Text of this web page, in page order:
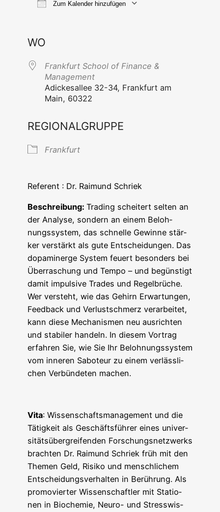
Zum Kalender hinzufügen
WO
Frank­furt School of Finan­ce &
Management
Adi­ckes­al­lee 32-34, Frank­furt am
Main, 60322
REGIONALGRUPPE
Frank­furt
Refe­rent : Dr. Rai­mund Schriek
Beschrei­bung: Tra­ding schei­tert sel­ten an
der Ana­ly­se, son­dern an einem Beloh­
nungs­sys­tem, das schnel­le Gewin­ne stär­
ker ver­stärkt als gute Ent­schei­dun­gen. Das
dopa­mi­ner­ge Sys­tem feu­ert beson­ders bei
Über­ra­schung und Tem­po – und begüns­tigt
damit impul­si­ve Trades und Regel­brü­che.
Wer ver­steht, wie das Gehirn Erwar­tun­gen,
Feed­back und Ver­lust­schmerz ver­ar­bei­tet,
kann die­se Mecha­nis­men neu aus­rich­ten
und sta­bi­ler han­deln. In die­sem Vor­trag
erfah­ren Sie, wie Sie Ihr Beloh­nungs­sys­tem
vom inne­ren Sabo­teur zu einem ver­läss­li­
chen Ver­bün­de­ten machen.
Vita: Wis­sen­schafts­ma­nage­ment und die
Tätig­keit als Geschäfts­füh­rer eines uni­ver­
si­täts­über­grei­fen­den For­schungs­netz­werks
brach­ten Dr. Rai­mund Schriek früh mit den
The­men Geld, Risi­ko und mensch­li­chem
Ent­schei­dungs­ver­hal­ten in Berüh­rung. Als
pro­mo­vier­ter Wis­sen­schaft­ler mit Sta­tio­
nen in Bio­che­mie, Neu­ro- und Stress­wis­